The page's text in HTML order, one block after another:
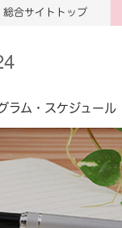
総合サイトトップ
ラム・ スケジュール